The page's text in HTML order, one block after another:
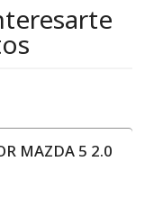
MAZDA 5 2.0